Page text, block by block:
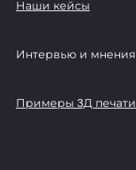
Наши кейсы
Интервью и мнения
Примеры 3Д печати